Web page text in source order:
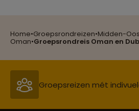
Home•Groepsrondreizen•Midden-
Oman•Groepsrondreis Oman en
Reizen met oog voor
Groepsreizen mét